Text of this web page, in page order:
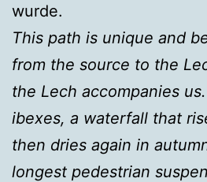
wurde.
This path is unique and
from the source to the
the Lech accompanies
ibexes, a waterfall that
then dries again in
longest pedestrian